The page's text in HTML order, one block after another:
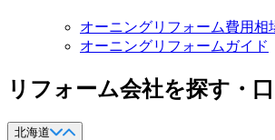
オーニングリフォーム費用相
オーニングリフォームガイド
リフォーム会社を探す・
北海道